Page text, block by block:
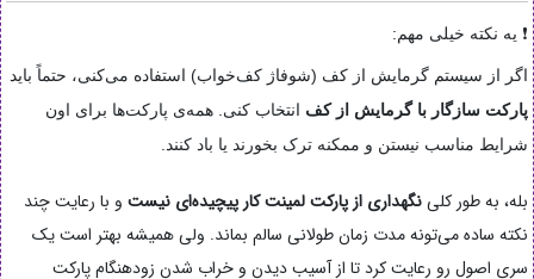
❗ یه نکته خیلی مهم:
اگر از سیستم گرمایش از کف (شوفاژ کف‌خواب) استفاده می‌کنی، حتماً باید
پارکت سازگار با گرمایش از کف انتخاب کنی. همه‌ی پارکت‌ها برای اون
شرایط مناسب نیستن و ممکنه ترک بخورند یا باد کنند.
بله، به طور کلینگهداری از پارکت لمینت کار پیچیده‌ای نیستو با رعایت چند
نکته ساده می‌تونه مدت زمان طولانی سالم بماند. ولی همیشه بهتر است یک
سری اصول رو رعایت کرد تا از آسیب دیدن و خراب شدن زودهنگام پارکت